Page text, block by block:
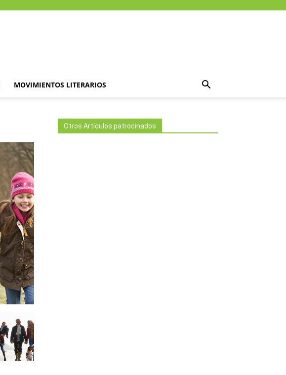
MOVIMIENTOS LITERARIOS
Otros Artículos patrocinados